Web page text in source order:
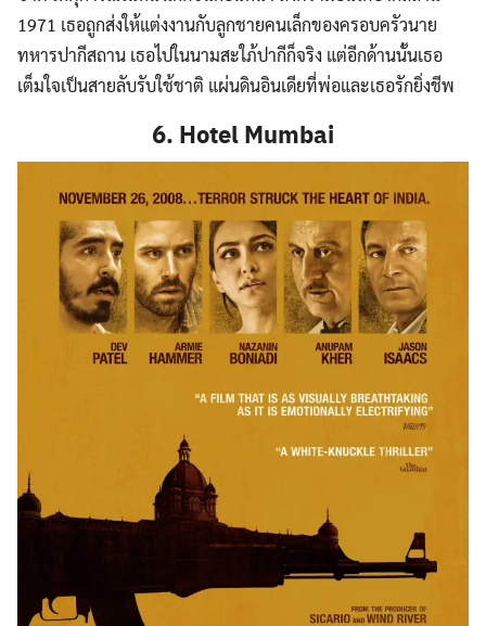
1971 เธอถูกส่งให้แต่งงานกับลูกชายคนเล็กของครอบครัวนาย
ทหารปากีสถาน เธอไปในนามสะใภ้ปากีก็จริง แต่อีกด้านนั้นเธอ
เต็มใจเป็นสายลับรับใช้ชาติ แผ่นดินอินเดียที่พ่อและเธอรักยิ่งชีพ
6. Hotel Mumbai